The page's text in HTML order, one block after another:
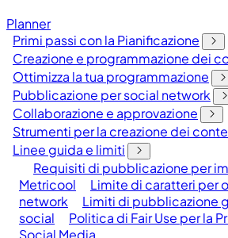
Planner
Primi passi con la Pianificazione
Creazione e programmazione dei
Ottimizza la tua programmazione
Pubblicazione per social network
Collaborazione e approvazione
Strumenti per la creazione dei
Linee guida e limiti
Requisiti di pubblicazione per
Metricool
Limite di caratteri per
network
Limiti di pubblicazione
social
Politica di Fair Use per la
Social Media